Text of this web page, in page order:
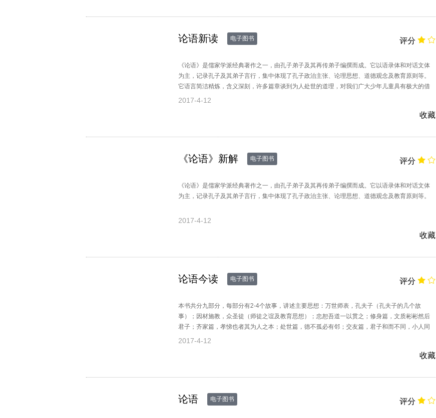
论语新读 电子图书 评分
《论语》是儒家学派经典著作之一，由孔子弟子及其再传弟子编撰而成。它以语录体和对话文体
为主，记录孔子及其弟子言行，集中体现了孔子政治主张、论理思想、道德观念及教育原则等。
它语言简洁精炼，含义深刻，许多篇章谈到为人处世的道理，对我们广大少年儿童具有极大的借
鉴意义。本书包括《论语》原文、注释、译文和故事解
2017-4-12
收藏
《论语》新解 电子图书 评分
《论语》是儒家学派经典著作之一，由孔子弟子及其再传弟子编撰而成。它以语录体和对话文体
为主，记录孔子及其弟子言行，集中体现了孔子政治主张、论理思想、道德观念及教育原则等。
2017-4-12
收藏
论语今读 电子图书 评分
本书共分九部分，每部分有2-4个故事，讲述主要思想：万世师表，孔夫子（孔夫子的几个故
事）；因材施教，众圣徒（师徒之谊及教育思想）；忠恕吾道一以贯之；修身篇，文质彬彬然后
君子；齐家篇，孝悌也者其为人之本；处世篇，德不孤必有邻；交友篇，君子和而不同，小人同
而不和；治国篇老者安之朋友信之少者怀之；大同篇，举
2017-4-12
收藏
论语 电子图书 评分